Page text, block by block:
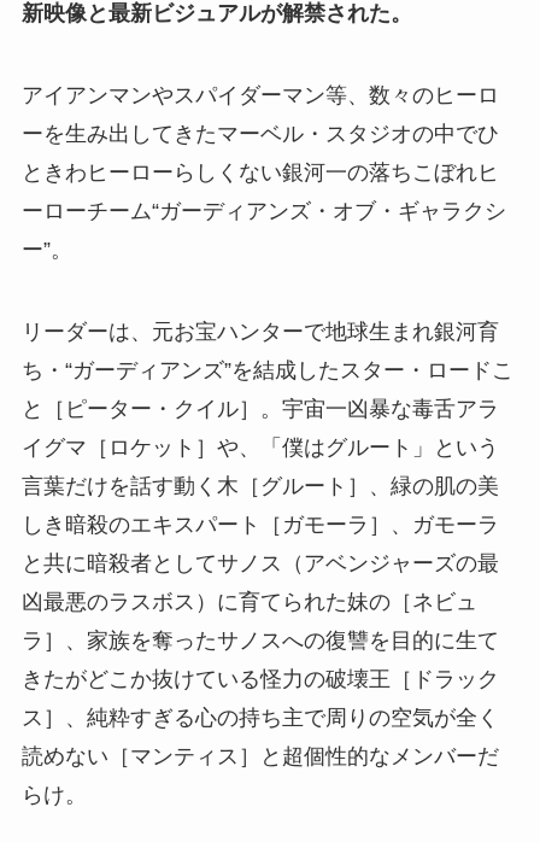
新映像と最新ビジュアルが解禁された。
アイアンマンやスパイダーマン等、数々のヒーロ
ーを生み出してきたマーベル・スタジオの中でひ
ときわヒーローらしくない銀河一の落ちこぼれヒ
ーローチーム“ガーディアンズ・オブ・ギャラクシ
ー”。
リーダーは、元お宝ハンターで地球生まれ銀河育
ち・“ガーディアンズ”を結成したスター・ロードこ
と［ピーター・クイル］。宇宙一凶暴な毒舌アラ
イグマ［ロケット］や、「僕はグルート」という
言葉だけを話す動く木［グルート］、緑の肌の美
しき暗殺のエキスパート［ガモーラ］、ガモーラ
と共に暗殺者としてサノス（アベンジャーズの最
凶最悪のラスボス）に育てられた妹の［ネビュ
ラ］、家族を奪ったサノスへの復讐を目的に生て
きたがどこか抜けている怪力の破壊王［ドラック
ス］、純粋すぎる心の持ち主で周りの空気が全く
読めない［マンティス］と超個性的なメンバーだ
らけ。